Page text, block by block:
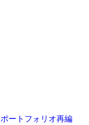
ートフォリオ再編